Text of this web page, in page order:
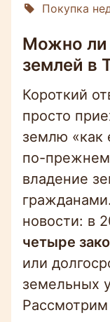
Покупка
Можно ли
землей в
Короткий
просто
землю «как
по-
владение
новости: в
четыре
или
земельных